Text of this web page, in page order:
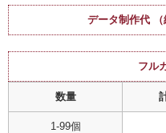
データ制作代
フル
数量
1-99個